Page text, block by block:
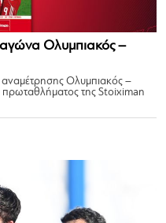
Ολυμπιακός –
Ολυμπιακός –
πρωταθλήματος της Stoiximan